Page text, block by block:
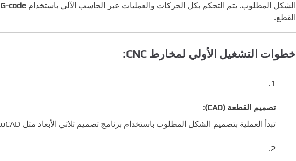
الشكل المطلوب. يتم التحكم بكل الحركات والعمليات عبر الحاسب الآلي باستخدامG-code
القطع.
خطوات التشغيل الأولي لمخارط CNC:
تصميم القطعة (CAD):
تبدأ العملية بتصميم الشكل المطلوب باستخدام برنامج تصميم ثلاثي الأبعاد مثل AutoCAD أو SolidWorks.